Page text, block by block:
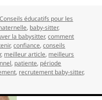
Catégories
Conseils éducatifs pour les
, baby-sitter,
la babysitter,comment
,confiance,conseils
, meilleur article, meilleurs
, patiente, période
, recrutement baby-sitter,